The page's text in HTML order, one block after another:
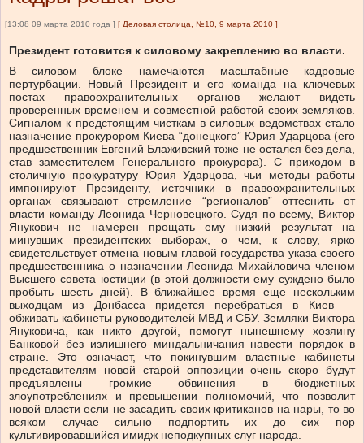
[13:08 09 марта 2010 года ] [ Деловая столица, №10, 9 марта 2010 ]
Президент готовится к силовому закреплению во власти.
В силовом блоке намечаются масштабные кадровые
пертурбации. Новый Президент и его команда на ключевых
постах правоохранительных органов желают видеть
проверенных временем и совместной работой своих земляков.
Сигналом к предстоящим чисткам в силовых ведомствах стало
назначение прокурором Киева “донецкого” Юрия Ударцова (его
предшественник Евгений Блаживский тоже не остался без дела,
став заместителем Генерального прокурора). С приходом в
столичную прокуратуру Юрия Ударцова, чьи методы работы
импонируют Президенту, источники в правоохранительных
органах связывают стремление “регионалов” оттеснить от
власти команду Леонида Черновецкого. Судя по всему, Виктор
Янукович не намерен прощать ему низкий результат на
минувших президентских выборах, о чем, к слову, ярко
свидетельствует отмена новым главой государства указа своего
предшественника о назначении Леонида Михайловича членом
Высшего совета юстиции (в этой должности ему суждено было
пробыть шесть дней). В ближайшее время еще нескольким
выходцам из Донбасса придется перебраться в Киев —
обживать кабинеты руководителей МВД и СБУ. Земляки Виктора
Януковича, как никто другой, помогут нынешнему хозяину
Банковой без излишнего миндальничания навести порядок в
стране. Это означает, что покинувшим властные кабинеты
представителям новой старой оппозиции очень скоро будут
предъявлены громкие обвинения в бюджетных
злоупотреблениях и превышении полномочий, что позволит
новой власти если не засадить своих критиканов на нары, то во
всяком случае сильно подпортить их до сих пор
культивировавшийся имидж неподкупных слуг народа.